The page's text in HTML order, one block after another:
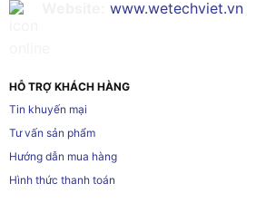
www.wetechviet.vn
HỖ TRỢ KHÁCH HÀNG
Tin khuyến mại
Tư vấn sản phẩm
Hướng dẫn mua hàng
Hình thức thanh toán